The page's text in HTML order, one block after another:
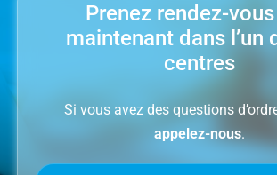
Prenez rendez-
maintenant dans l’un
centres
Si vous avez des questions
appelez-nous.